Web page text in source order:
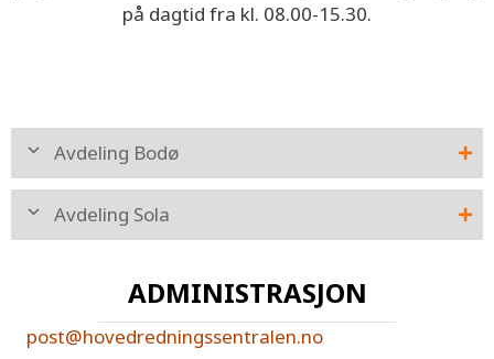
på dagtid fra kl. 08.00-15.30.
Avdeling Bodø
Avdeling Sola
ADMINISTRASJON
post@hovedredningssentralen.no